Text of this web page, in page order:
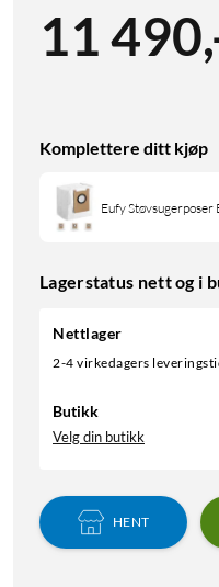
11 490,
Komplettere ditt kjøp
Eufy Støvsugerposer
Lagerstatus nett og i
Nettlager
2-4 virkedagers
Butikk
Velg din butikk
HENT